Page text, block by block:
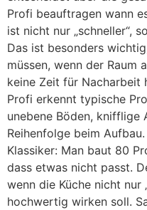
Profi beauftragen wann
ist nicht nur „schneller“,
Das ist besonders
müssen, wenn der Raum
keine Zeit für Nacharbeit
Profi erkennt typische
unebene Böden, knifflige
Reihenfolge beim
Klassiker: Man baut 80
dass etwas nicht passt.
wenn die Küche nicht nur
hochwertig wirken soll.